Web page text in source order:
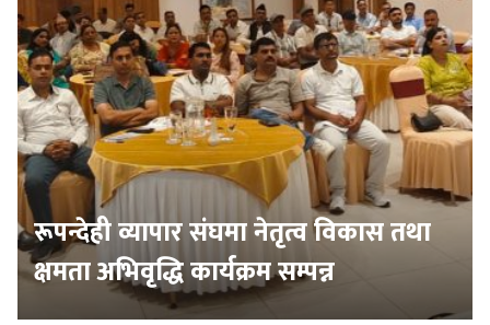
रूपन्देही व्यापार संघमा नेतृत्व विकास तथा
क्षमता अभिवृद्धि कार्यक्रम सम्पन्न